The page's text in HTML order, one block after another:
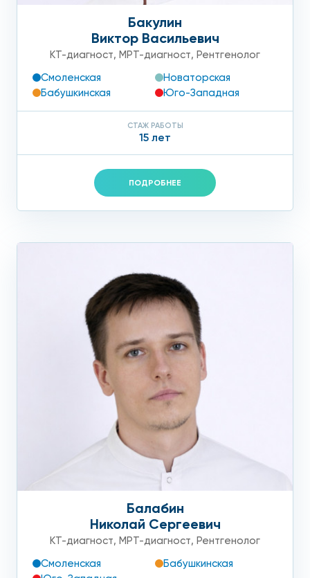
Бакулин
Виктор Васильевич
КТ-диагност, МРТ-диагност, Рентгенолог
Смоленская
Новаторская
Бабушкинская
Юго-Западная
СТАЖ РАБОТЫ
15 лет
ПОДРОБНЕЕ
Балабин
Николай Сергеевич
КТ-диагност, МРТ-диагност, Рентгенолог
Смоленская
Бабушкинская